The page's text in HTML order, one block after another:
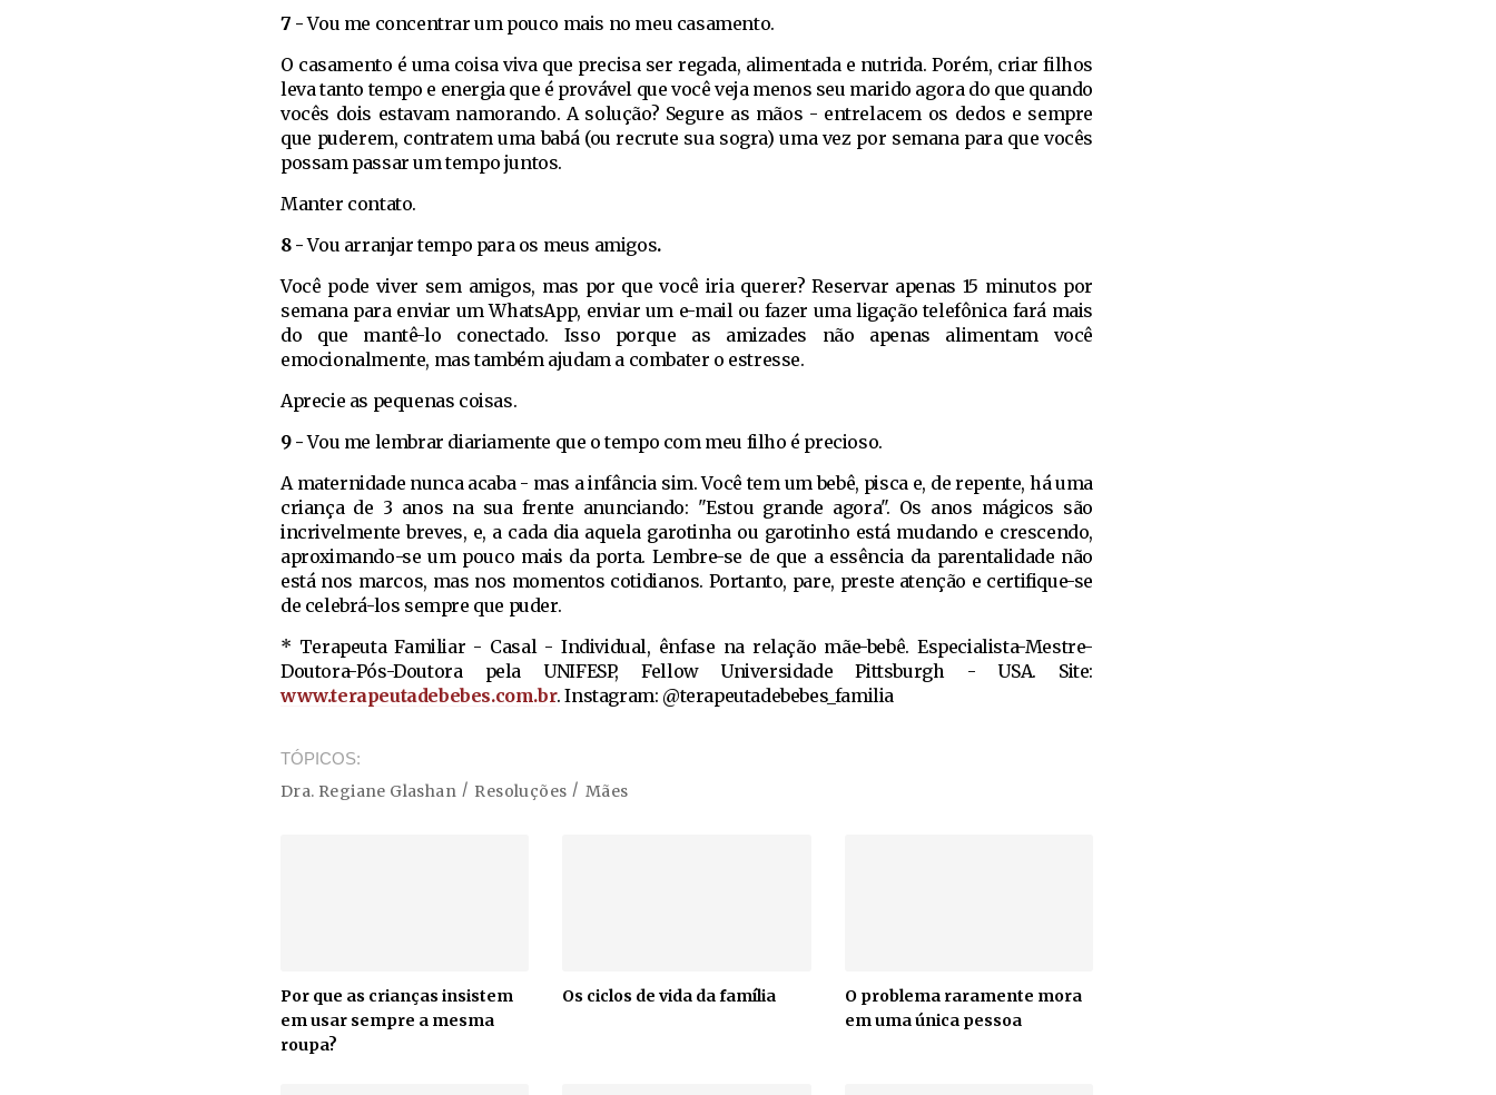
7 -Vou me concentrar um pouco mais no meu casamento.
O casamento é uma coisa viva que precisa ser regada, alimentada e nutrida. Porém, criar filhos
leva tanto tempo e energia que é provável que você veja menos seu marido agora do que quando
vocês dois estavam namorando. A solução? Segure as mãos - entrelacem os dedos e sempre
que puderem, contratem uma babá (ou recrute sua sogra) uma vez por semana para que vocês
possam passar um tempo juntos.
Manter contato.
8 -Vou arranjar tempo para os meus amigos.
Você pode viver sem amigos, mas por que você iria querer? Reservar apenas 15 minutos por
semana para enviar um WhatsApp, enviar um e-mail ou fazer uma ligação telefônica fará mais
do que mantê-lo conectado. Isso porque as amizades não apenas alimentam você
emocionalmente, mas também ajudam a combater o estresse.
Aprecie as pequenas coisas.
9 -Vou me lembrar diariamente que o tempo com meu filho é precioso.
A maternidade nunca acaba - mas a infância sim. Você tem um bebê, pisca e, de repente, há uma
criança de 3 anos na sua frente anunciando: "Estou grande agora". Os anos mágicos são
incrivelmente breves, e, a cada dia aquela garotinha ou garotinho está mudando e crescendo,
aproximando-se um pouco mais da porta. Lembre-se de que a essência da parentalidade não
está nos marcos, mas nos momentos cotidianos. Portanto, pare, preste atenção e certifique-se
de celebrá-los sempre que puder.
* Terapeuta Familiar - Casal - Individual, ênfase na relação mãe-bebê. Especialista-Mestre-
Doutora-Pós-Doutora pela UNIFESP, Fellow Universidade Pittsburgh - USA. Site:
www.terapeutadebebes.com.br. Instagram: @terapeutadebebes_familia
TÓPICOS
Dra. Regiane Glashan Resoluções Mães
Por que as crianças insistem
em usar sempre a mesma
roupa?
Os ciclos de vida da família
O problema raramente mora
em uma única pessoa